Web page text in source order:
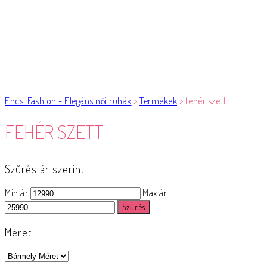
Encsi Fashion - Elegáns női ruhák > Termékek > fehér szett
FEHÉR SZETT
Szűrés ár szerint
Min ár Max ár
Szűrés
Méret